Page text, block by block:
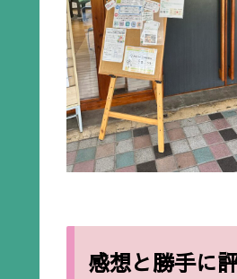
感想と勝手に